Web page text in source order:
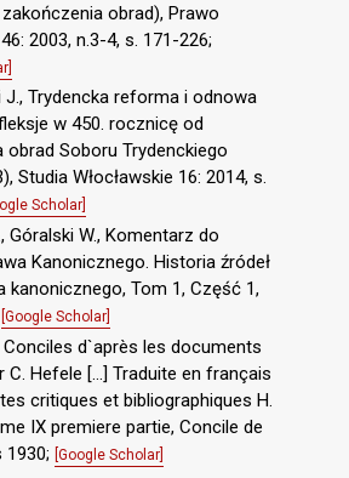
obrad), Prawo
2003, n.3-4, s. 171-226;
J., Trydencka reforma i odnowa
w 450. rocznicę od
obrad Soboru Trydenckiego
Studia Włocławskie 16: 2014, s.
Scholar]
Góralski W., Komentarz do
Kanonicznego. Historia źródeł
kanonicznego, Tom 1, Część 1,
[Google Scholar]
d`après les documents
C. Hefele […] Traduite en français
critiques et bibliographiques H.
IX premiere partie, Concile de
1930; [Google Scholar]